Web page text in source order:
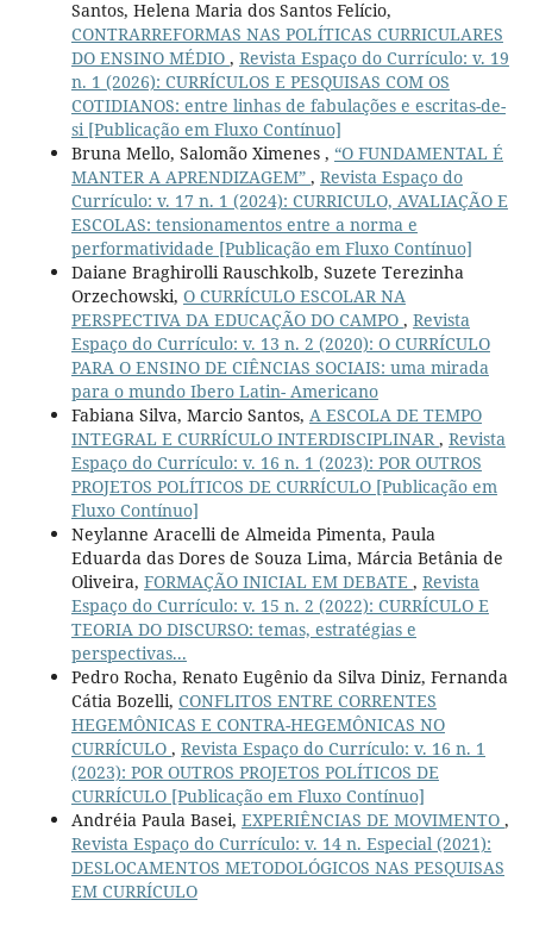
Santos, Helena Maria dos Santos Felício,
CONTRARREFORMAS NAS POLÍTICAS CURRICULARES
DO ENSINO MÉDIO , Revista Espaço do Currículo: v. 19
n. 1 (2026): CURRÍCULOS E PESQUISAS COM OS
COTIDIANOS: entre linhas de fabulações e escritas-de-
si [Publicação em Fluxo Contínuo]
Bruna Mello, Salomão Ximenes , “O FUNDAMENTAL É
MANTER A APRENDIZAGEM” , Revista Espaço do
Currículo: v. 17 n. 1 (2024): CURRICULO, AVALIAÇÃO E
ESCOLAS: tensionamentos entre a norma e
performatividade [Publicação em Fluxo Contínuo]
Daiane Braghirolli Rauschkolb, Suzete Terezinha
Orzechowski, O CURRÍCULO ESCOLAR NA
PERSPECTIVA DA EDUCAÇÃO DO CAMPO , Revista
Espaço do Currículo: v. 13 n. 2 (2020): O CURRÍCULO
PARA O ENSINO DE CIÊNCIAS SOCIAIS: uma mirada
para o mundo Ibero Latin- Americano
Fabiana Silva, Marcio Santos, A ESCOLA DE TEMPO
INTEGRAL E CURRÍCULO INTERDISCIPLINAR, Revista
Espaço do Currículo: v. 16 n. 1 (2023): POR OUTROS
PROJETOS POLÍTICOS DE CURRÍCULO [Publicação em
Fluxo Contínuo]
Neylanne Aracelli de Almeida Pimenta, Paula
Eduarda das Dores de Souza Lima, Márcia Betânia de
Oliveira, FORMAÇÃO INICIAL EM DEBATE , Revista
Espaço do Currículo: v. 15 n. 2 (2022): CURRÍCULO E
TEORIA DO DISCURSO: temas, estratégias e
perspectivas...
Pedro Rocha, Renato Eugênio da Silva Diniz, Fernanda
Cátia Bozelli, CONFLITOS ENTRE CORRENTES
HEGEMÔNICAS E CONTRA-HEGEMÔNICAS NO
CURRÍCULO , Revista Espaço do Currículo: v. 16 n. 1
(2023): POR OUTROS PROJETOS POLÍTICOS DE
CURRÍCULO [Publicação em Fluxo Contínuo]
Andréia Paula Basei, EXPERIÊNCIAS DE MOVIMENTO ,
Revista Espaço do Currículo: v. 14 n. Especial (2021):
DESLOCAMENTOS METODOLÓGICOS NAS PESQUISAS
EM CURRÍCULO